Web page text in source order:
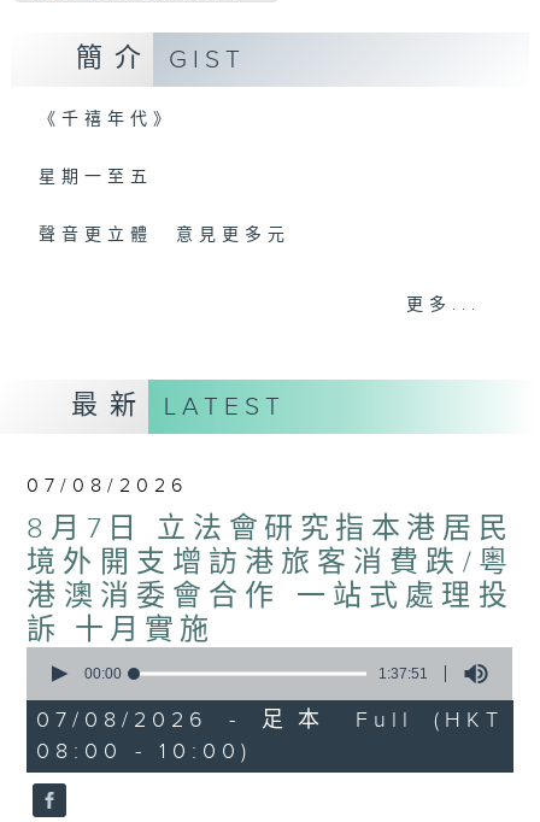
簡介 GIST
《千禧年代》
星期一至五
聲音更立體 意見更多元
「千禧年代」鼓勵聽眾及嘉賓作有觀點、有理
聽眾提供最新資訊以迎接新的一天。
監製：林嘉瑜
更多...
最新 LATEST
07/08/2026
8月7日 立法會研究指本港居民
境外開支增訪港旅客消費跌/粵
港澳消委會合作 一站式處理投
訴 十月實施
seconds
1
hour,
37
minutes,
51
seconds
00:00 1:37:51
07/08/2026 - 足本 Full (HKT
08:00 - 10:00)